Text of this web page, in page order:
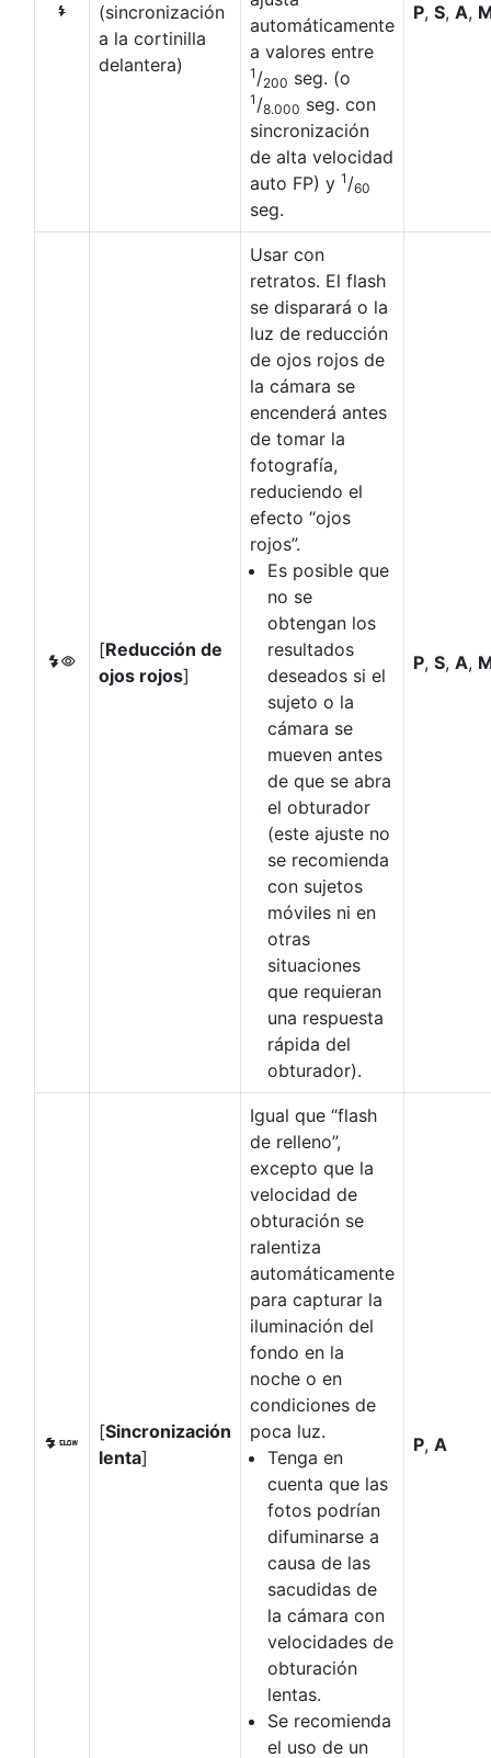
I
(sincronización
a la cortinilla
delantera)
automáticamente
a valores entre
1 /200 seg. (o
1 /8.000 seg. con
sincronización
de alta velocidad
auto FP) y 1 /60
seg.
P, S, A,
J
[Reducción de
ojos rojos]
Usar con
retratos. El flash
se disparará o la
luz de reducción
de ojos rojos de
la cámara se
encenderá antes
de tomar la
fotografía,
reduciendo el
efecto “ojos
rojos”.
Es posible que
no se
obtengan los
resultados
deseados si el
sujeto o la
cámara se
mueven antes
de que se abra
el obturador
(este ajuste no
se recomienda
con sujetos
móviles ni en
otras
situaciones
que requieran
una respuesta
rápida del
obturador).
P, S, A,
L
[Sincronización
lenta]
Igual que “flash
de relleno”,
excepto que la
velocidad de
obturación se
ralentiza
automáticamente
para capturar la
iluminación del
fondo en la
noche o en
condiciones de
poca luz.
Tenga en
cuenta que las
fotos podrían
difuminarse a
causa de las
sacudidas de
la cámara con
velocidades de
obturación
lentas.
Se recomienda
el uso de un
P, A